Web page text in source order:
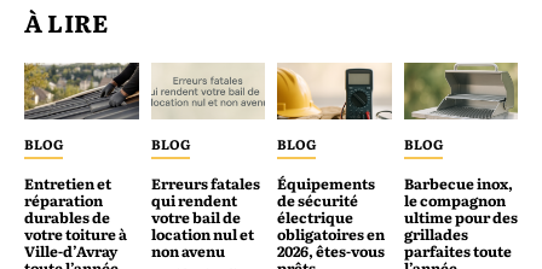
À LIRE
BLOG
Entretien et
réparation
durables de
votre toiture à
Ville-d’Avray
BLOG
Erreurs fatales
qui rendent
votre bail de
location nul et
non avenu
BLOG
Équipements
de sécurité
électrique
obligatoires en
2026, êtes-vous
BLOG
Barbecue inox,
le compagnon
ultime pour des
grillades
parfaites toute